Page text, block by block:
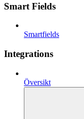
Smart Fields
Smartfields
Integrations
Översikt